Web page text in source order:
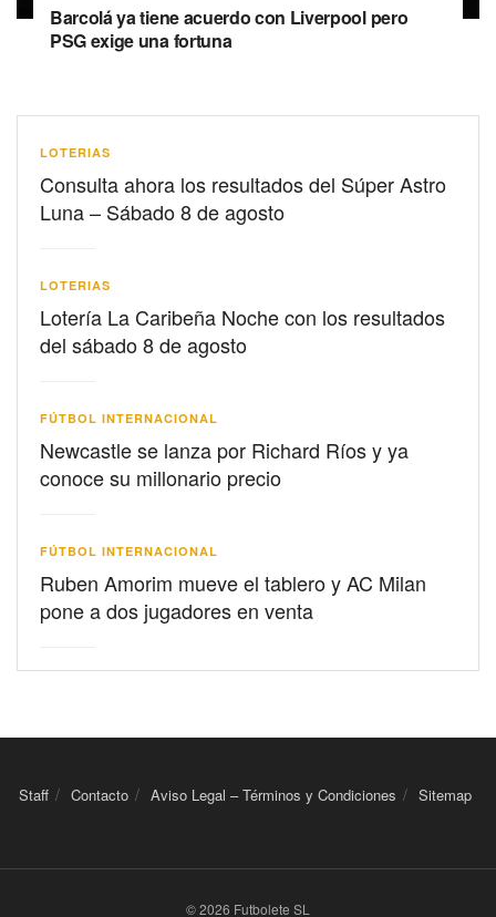
Barcolá ya tiene acuerdo con Liverpool pero
PSG exige una fortuna
LOTERIAS
Consulta ahora los resultados del Súper Astro
Luna – Sábado 8 de agosto
LOTERIAS
Lotería La Caribeña Noche con los resultados
del sábado 8 de agosto
FÚTBOL INTERNACIONAL
Newcastle se lanza por Richard Ríos y ya
conoce su millonario precio
FÚTBOL INTERNACIONAL
Ruben Amorim mueve el tablero y AC Milan
pone a dos jugadores en venta
Staff Contacto Aviso Legal – Términos y Condiciones Sitemap
© 2026 Futbolete SL